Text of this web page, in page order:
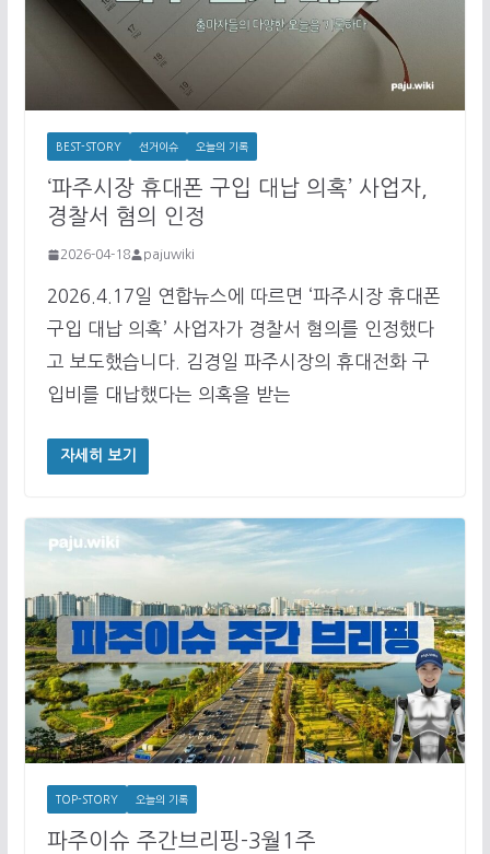
BEST-STORY 선거이슈 오늘의 기록
‘파주시장 휴대폰 구입 대납 의혹’ 사업자,
경찰서 혐의 인정
2026-04-18 pajuwiki
2026.4.17일 연합뉴스에 따르면 ‘파주시장 휴대폰
구입 대납 의혹’ 사업자가 경찰서 혐의를 인정했다
고 보도했습니다. 김경일 파주시장의 휴대전화 구
입비를 대납했다는 의혹을 받는
자세히 보기
TOP-STORY 오늘의 기록
파주이슈 주간브리핑-3월1주